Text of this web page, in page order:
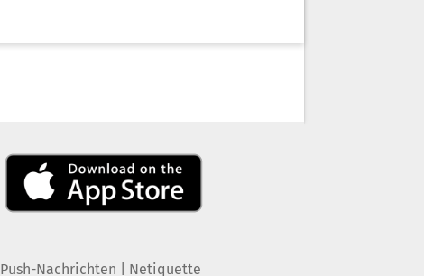
Push-Nachrichten Netiquette